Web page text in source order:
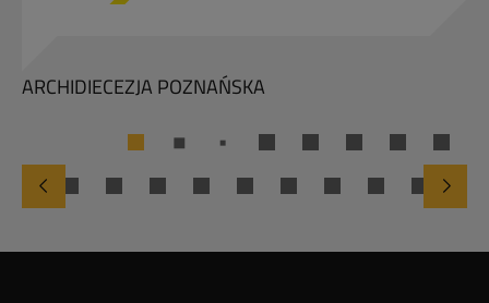
ARCHIDIECEZJA POZNAŃSKA